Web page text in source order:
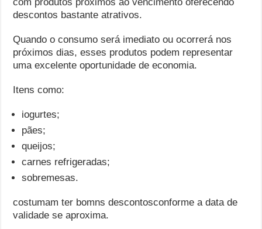
descontos bastante atrativos.
Quando o consumo será imediato ou ocorrerá nos
próximos dias, esses produtos podem representar
uma excelente oportunidade de economia.
Itens como:
iogurtes;
pães;
queijos;
carnes refrigeradas;
sobremesas.
costumam ter bomns descontosconforme a data de
validade se aproxima.